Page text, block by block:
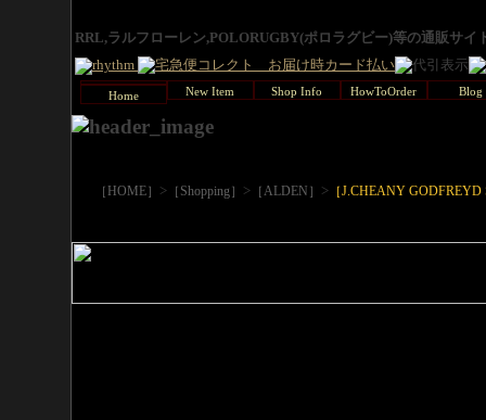
RRL,ラルフローレン,POLORUGBY(ポロラグビー)等の通販サ
Home New Item Shop Info HowToOrder Blog
［HOME］ > ［Shopping］ > ［ALDEN］ > ［J.CHEANY